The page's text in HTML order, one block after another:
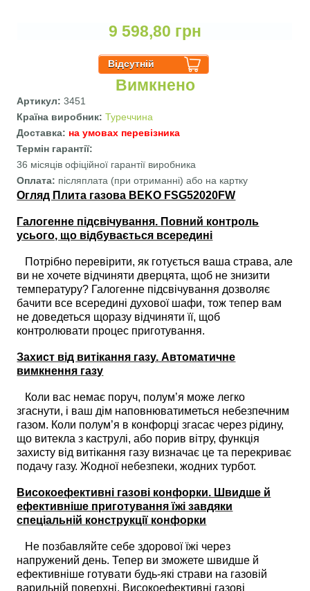
9 598,80 грн
Вимкнено
Артикул:3451
Країна виробник:Туреччина
Доставка: на умовах перевізника
Термін гарантії:
36 місяців офіційної гарантії виробника
Оплата: післяплата (при отриманні) або на картку
Огляд Плита газова BEKO FSG52020FW
Галогенне підсвічування. Повний контроль
усього, що відбувається всередині
Потрібно перевірити, як готується ваша страва, але
ви не хочете відчиняти дверцята, щоб не знизити
температуру? Галогенне підсвічування дозволяє
бачити все всередині духової шафи, тож тепер вам
не доведеться щоразу відчиняти її, щоб
контролювати процес приготування.
Захист від витікання газу. Автоматичне
вимкнення газу
Коли вас немає поруч, полум’я може легко
згаснути, і ваш дім наповнюватиметься небезпечним
газом. Коли полум’я в конфорці згасає через рідину,
що витекла з каструлі, або порив вітру, функція
захисту від витікання газу визначає це та перекриває
подачу газу. Жодної небезпеки, жодних турбот.
Високоефективні газові конфорки. Швидше й
ефективніше приготування їжі завдяки
спеціальній конструкції конфорки
Не позбавляйте себе здорової їжі через
напружений день. Тепер ви зможете швидше й
ефективніше готувати будь-які страви на газовій
варильній поверхні. Високоефективні газові